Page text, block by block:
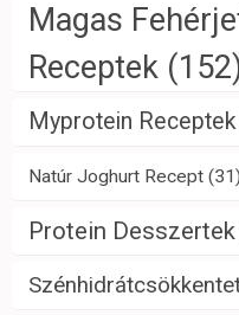
Magas
Receptek
Myprotein Receptek
Natúr Joghurt Recept (31)
Protein Desszertek